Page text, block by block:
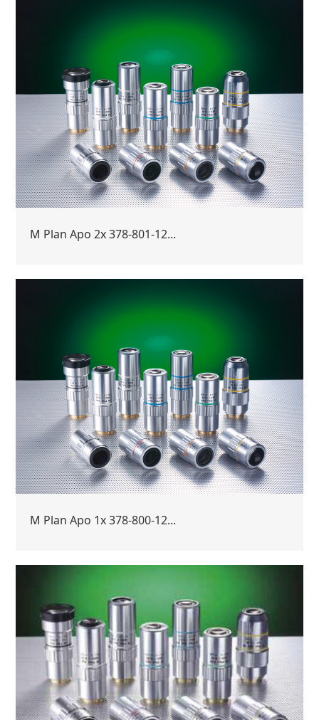
M Plan Apo 2x 378-801-12...
M Plan Apo 1x 378-800-12...